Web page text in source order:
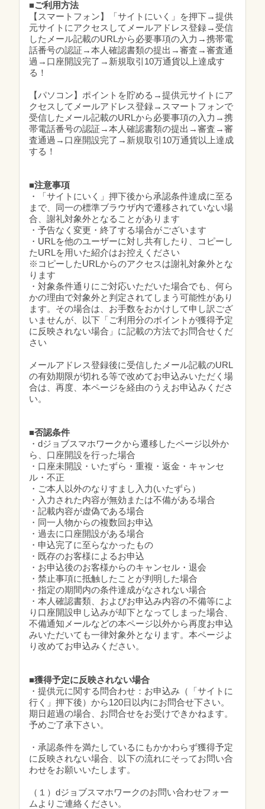
■ご利用方法
【スマートフォン】「サイトにいく」を押下→提供
元サイトにアクセスしてメールアドレス登録→受信
したメール記載のURLから必要事項の入力→携帯電
話番号の認証→本人確認書類の提出→審査→審査通
過→口座開設完了→新規取引10万通貨以上達成す
る！
【パソコン】ポイントを貯める→提供元サイトにア
クセスしてメールアドレス登録→スマートフォンで
受信したメール記載のURLから必要事項の入力→携
帯電話番号の認証→本人確認書類の提出→審査→審
査通過→口座開設完了→新規取引10万通貨以上達成
する！
■注意事項
・「サイトにいく」押下後から承認条件達成に至る
まで、同一の標準ブラウザ内で遷移されていない場
合、謝礼対象外となることがあります
・予告なく変更・終了する場合がございます
・URLを他のユーザーに対し共有したり、コピーし
たURLを用いた紹介はお控えください
※コピーしたURLからのアクセスは謝礼対象外とな
ります
・対象条件通りにご対応いただいた場合でも、何ら
かの理由で対象外と判定されてしまう可能性があり
ます。その場合は、お手数をおかけして申し訳ござ
いませんが、以下「ご利用分のポイントが獲得予定
に反映されない場合」に記載の方法でお問合せくだ
さい
メールアドレス登録後に受信したメール記載のURL
の有効期限が切れる等で改めてお申込みいただく場
合は、再度、本ページを経由のうえお申込みくださ
い。
■否認条件
・dジョブスマホワークから遷移したページ以外か
ら、口座開設を行った場合
・口座未開設・いたずら・重複・返金・キャンセ
ル・不正
・ご本人以外のなりすまし入力(いたずら）
・入力された内容が無効または不備がある場合
・記載内容が虚偽である場合
・同一人物からの複数回お申込
・過去に口座開設がある場合
・申込完了に至らなかったもの
・既存のお客様によるお申込
・お申込後のお客様からのキャンセル・退会
・禁止事項に抵触したことが判明した場合
・指定の期間内の条件達成がなされない場合
・本人確認書類、およびお申込み内容の不備等によ
り口座開設申し込みが却下となってしまった場合、
不備通知メールなどの本ページ以外から再度お申込
みいただいても一律対象外となります。本ページよ
り改めてお申込みください。
■獲得予定に反映されない場合
・提供元に関する問合わせ：お申込み（「サイトに
行く」押下後）から120日以内にお問合せ下さい。
期日超過の場合、お問合せをお受けできかねます。
予めご了承下さい。
・承認条件を満たしているにもかかわらず獲得予定
に反映されない場合、以下の流れにそってお問い合
わせをお願いいたします。
（１）dジョブスマホワークのお問い合わせフォー
ムよりご連絡ください。